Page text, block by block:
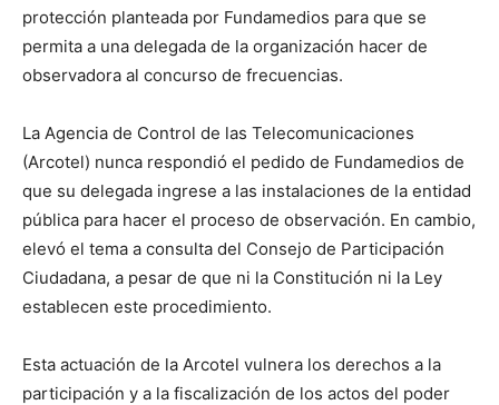
protección planteada por Fundamedios para que se
permita a una delegada de la organización hacer de
observadora al concurso de frecuencias.
La Agencia de Control de las Telecomunicaciones
(Arcotel) nunca respondió el pedido de Fundamedios de
que su delegada ingrese a las instalaciones de la entidad
pública para hacer el proceso de observación. En cambio,
elevó el tema a consulta del Consejo de Participación
Ciudadana, a pesar de que ni la Constitución ni la Ley
establecen este procedimiento.
Esta actuación de la Arcotel vulnera los derechos a la
participación y a la fiscalización de los actos del poder